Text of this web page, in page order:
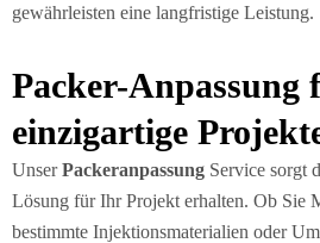
gewährleisten eine langfristige Leistung.
Packer-Anpassung
einzigartige
UnserPackeranpassung Service sorgt
Lösung für Ihr Projekt erhalten. Ob Sie
bestimmte Injektionsmaterialien oder